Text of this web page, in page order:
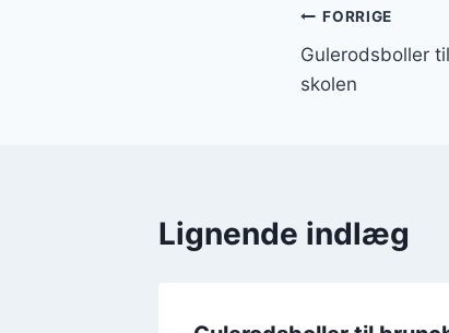
FORRIGE
Gulerodsboller
skolen
Lignende indlæg